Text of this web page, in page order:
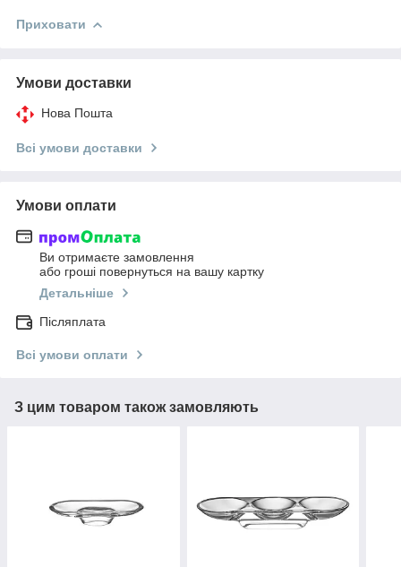
Приховати
Умови доставки
Нова Пошта
Всі умови доставки
Умови оплати
Ви отримаєте замовлення
або гроші повернуться на вашу картку
Детальніше
Післяплата
Всі умови оплати
З цим товаром також замовляють